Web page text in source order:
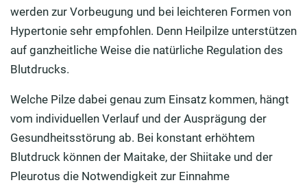
werden zur Vorbeugung und bei leichteren Formen von
Hypertonie sehr empfohlen. Denn Heilpilze unterstützen
auf ganzheitliche Weise die natürliche Regulation des
Blutdrucks.
Welche Pilze dabei genau zum Einsatz kommen, hängt
vom individuellen Verlauf und der Ausprägung der
Gesundheitsstörung ab. Bei konstant erhöhtem
Blutdruck können der Maitake, der Shiitake und der
Pleurotus die Notwendigkeit zur Einnahme